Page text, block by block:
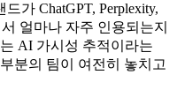
가 ChatGPT, Perplexity,
얼마나 자주 인용되는지
AI 가시성 추적이라는
분의 팀이 여전히 놓치고